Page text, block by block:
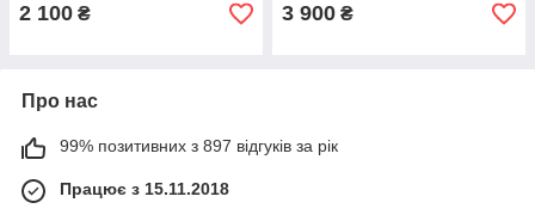
2 100 ₴ 3 900 ₴
Про нас
99% позитивних з 897 відгуків за рік
Працює з 15.11.2018